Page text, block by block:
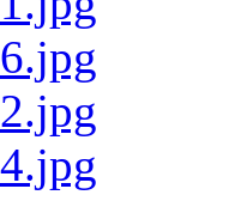
6.jpg
2.jpg
4.jpg